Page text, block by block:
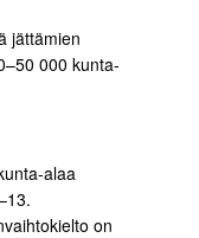
jättämien
000 kunta-
alaa
on